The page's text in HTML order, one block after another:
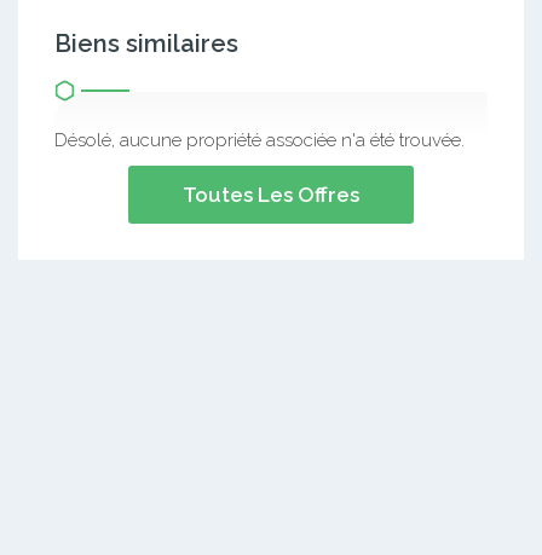
Biens similaires
Désolé, aucune propriété associée n'a été trouvée.
Toutes Les Offres